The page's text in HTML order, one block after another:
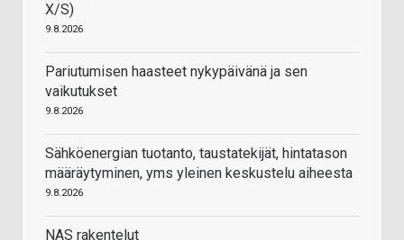
X/S)
9.8.2026
Pariutumisen haasteet nykypäivänä ja sen
vaikutukset
9.8.2026
Sähköenergian tuotanto, taustatekijät, hintatason
määräytyminen, yms yleinen keskustelu aiheesta
9.8.2026
NAS rakentelut